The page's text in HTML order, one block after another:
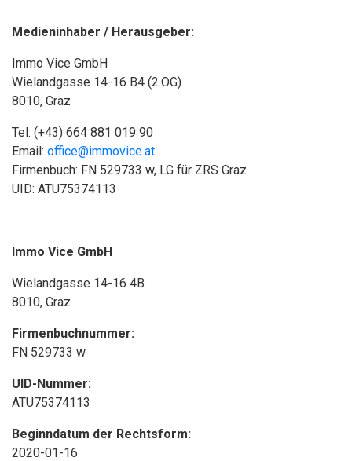
Medieninhaber / Herausgeber:
Immo Vice GmbH
Wielandgasse 14-16 B4 (2.OG)
8010, Graz
Tel: (+43) 664 881 019 90
Email: office@immovice.at
Firmenbuch: FN 529733 w, LG für ZRS Graz
UID: ATU75374113
Immo Vice GmbH
Wielandgasse 14-16 4B
8010, Graz
Firmenbuchnummer:
FN 529733 w
UID-Nummer:
ATU75374113
Beginndatum der Rechtsform:
2020-01-16